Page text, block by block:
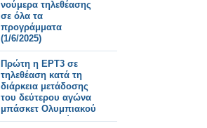
νούμερα τηλεθέασης
σε όλα τα
προγράμματα
(1/6/2025)
Πρώτη η ΕΡΤ3 σε
τηλεθέαση κατά τη
διάρκεια μετάδοσης
του δεύτερου αγώνα
μπάσκετ Ολυμπιακού
– Παναθηναϊκού